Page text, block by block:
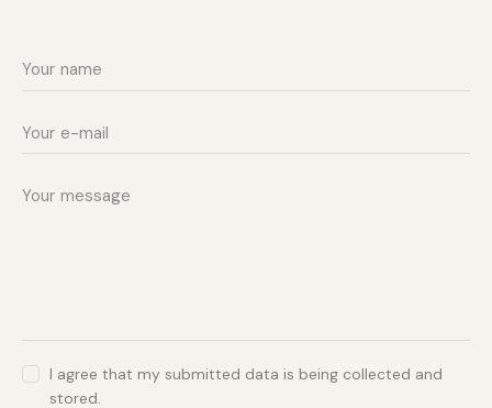
I agree that my submitted data is being collected and
stored.